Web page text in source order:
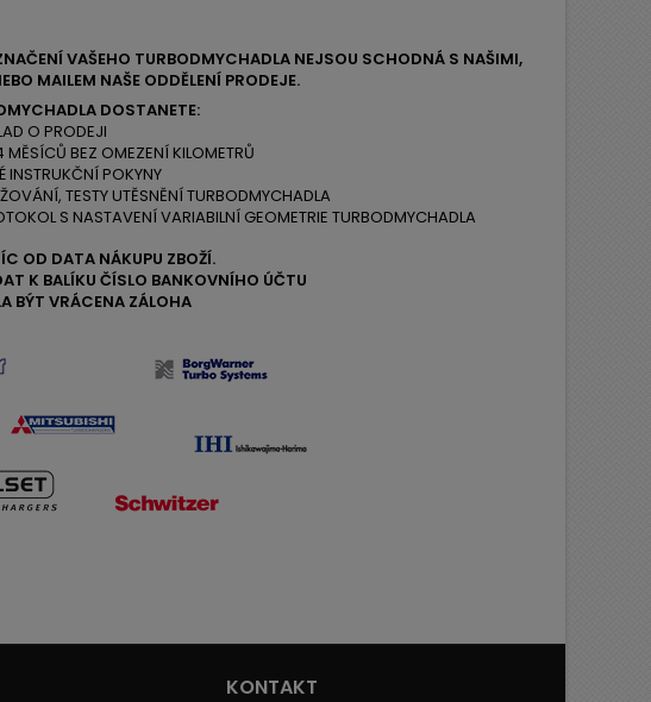
VAŠEHO TURBODMYCHADLA NEJSOU SCHODNÁ S NAŠIMI,
MAILEM NAŠE ODDĚLENÍ PRODEJE.
DOSTANETE:
O PRODEJI
BEZ OMEZENÍ KILOMETRŮ
INSTRUKČNÍ POKYNY
TESTY UTĚSNĚNÍ TURBODMYCHADLA
S NASTAVENÍ VARIABILNÍ GEOMETRIE TURBODMYCHADLA
OD DATA NÁKUPU ZBOŽÍ.
K BALÍKU ČÍSLO BANKOVNÍHO ÚČTU
BÝT VRÁCENA ZÁLOHA
KONTAKT